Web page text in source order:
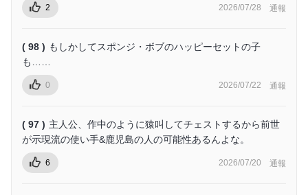
2 2026/07/28 通報
( 98 ) もしかしてスポンジ・ボブのハッピーセットの子
も……
0 2026/07/22 通報
( 97 ) 主人公、作中のように猿叫してチェストするから前世
が示現流の使い手&鹿児島の人の可能性あるんよな。
6 2026/07/20 通報